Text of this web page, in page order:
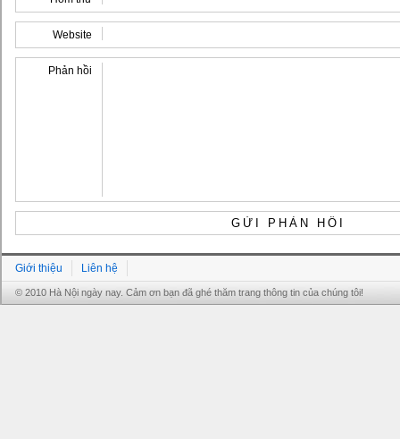
Website
Phản hồi
Giới thiệu Liên hệ
© 2010 Hà Nội ngày nay. Cảm ơn bạn đã ghé thăm trang thông tin của chúng tôi!